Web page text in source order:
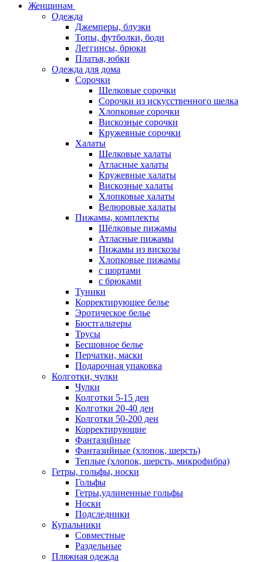
Женщинам
Одежда
Джемперы, блузки
Топы, футболки, боди
Леггинсы, брюки
Платья, юбки
Одежда для дома
Сорочки
Шелковые сорочки
Сорочки из искусственного шелка
Хлопковые сорочки
Вискозные сорочки
Кружевные сорочки
Халаты
Шелковые халаты
Атласные халаты
Кружевные халаты
Вискозные халаты
Хлопковые халаты
Велюровые халаты
Пижамы, комплекты
Шёлковые пижамы
Атласные пижамы
Пижамы из вискозы
Хлопковые пижамы
с шортами
с брюками
Туники
Корректирующее белье
Эротическое белье
Бюстгальтеры
Трусы
Бесшовное белье
Перчатки, маски
Подарочная упаковка
Колготки, чулки
Чулки
Колготки 5-15 ден
Колготки 20-40 ден
Колготки 50-200 ден
Корректирующие
Фантазийные
Фантазийные (хлопок, шерсть)
Теплые (хлопок, шерсть, микрофибра)
Гетры, гольфы, носки
Гольфы
Гетры,удлиненные гольфы
Носки
Подследники
Купальники
Совместные
Раздельные
Пляжная одежда